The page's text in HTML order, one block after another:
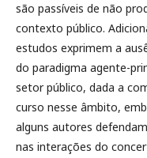
são passíveis de não
contexto público.
estudos exprimem a
do paradigma agente-
setor público, dada a
curso nesse âmbito,
alguns autores
nas interações do